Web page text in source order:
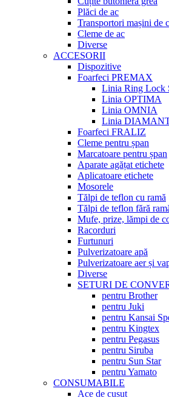
Plăci de ac
Transportori mașini de
Cleme de ac
Diverse
ACCESORII
Dispozitive
Foarfeci PREMAX
Linia Ring Lock
Linia OPTIMA
Linia OMNIA
Linia
Foarfeci FRALIZ
Cleme pentru șpan
Marcatoare pentru șpan
Aparate agățat etichete
Aplicatoare etichete
Mosorele
Tălpi de teflon cu ramă
Tălpi de teflon fără
Mufe, prize, lămpi de
Racorduri
Furtunuri
Pulverizatoare apă
Pulverizatoare aer și
Diverse
SETURI DE
pentru Brother
pentru Juki
pentru Kansai
pentru Kingtex
pentru Pegasus
pentru Siruba
pentru Sun Star
pentru Yamato
CONSUMABILE
Ace de cusut